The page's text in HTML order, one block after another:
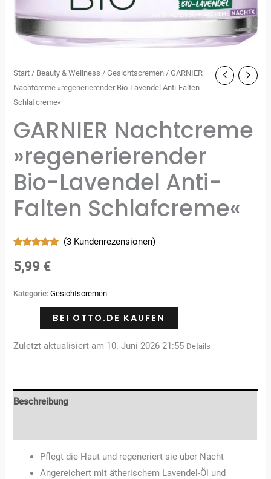
Start / Beauty & Wellness /Gesichtscremen / GARNIER
Nachtcreme »regenerierender Bio-Lavendel Anti-Falten
Schlafcreme«
GARNIER Nachtcreme
»regenerierender
Bio-Lavendel Anti-
Falten Schlafcreme«
mit5.00
von 5,
basierend
Kundenbewertungen
(3 Kundenrezensionen)
5,99 €
Kategorie:Gesichtscremen
BEI OTTO.DE KAUFEN
Zuletzt aktualisiert am 10. Juni 2026 21:55 Details
Beschreibung
Pflegt die Haut und regeneriert sie über Nacht
Angereichert mit ätherischem Lavendel-Öl und